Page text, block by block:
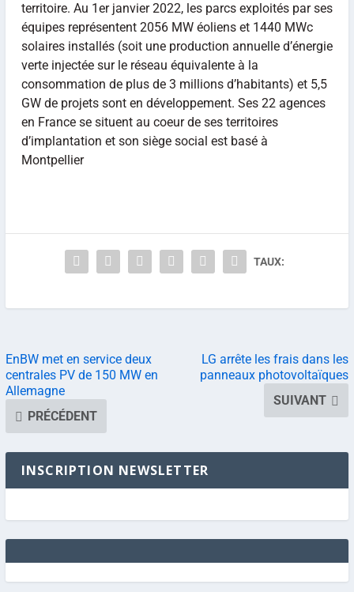
territoire. Au 1er janvier 2022, les parcs exploités par ses
équipes représentent 2056 MW éoliens et 1440 MWc
solaires installés (soit une production annuelle d’énergie
verte injectée sur le réseau équivalente à la
consommation de plus de 3 millions d’habitants) et 5,5
GW de projets sont en développement. Ses 22 agences
en France se situent au coeur de ses territoires
d’implantation et son siège social est basé à
Montpellier
TAUX:
EnBW met en service deux
centrales PV de 150 MW en
Allemagne
PRÉCÉDENT
LG arrête les frais dans les
panneaux photovoltaïques
SUIVANT
INSCRIPTION NEWSLETTER